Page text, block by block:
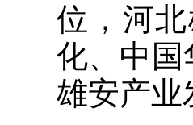
位，河
化、中国
雄安产业